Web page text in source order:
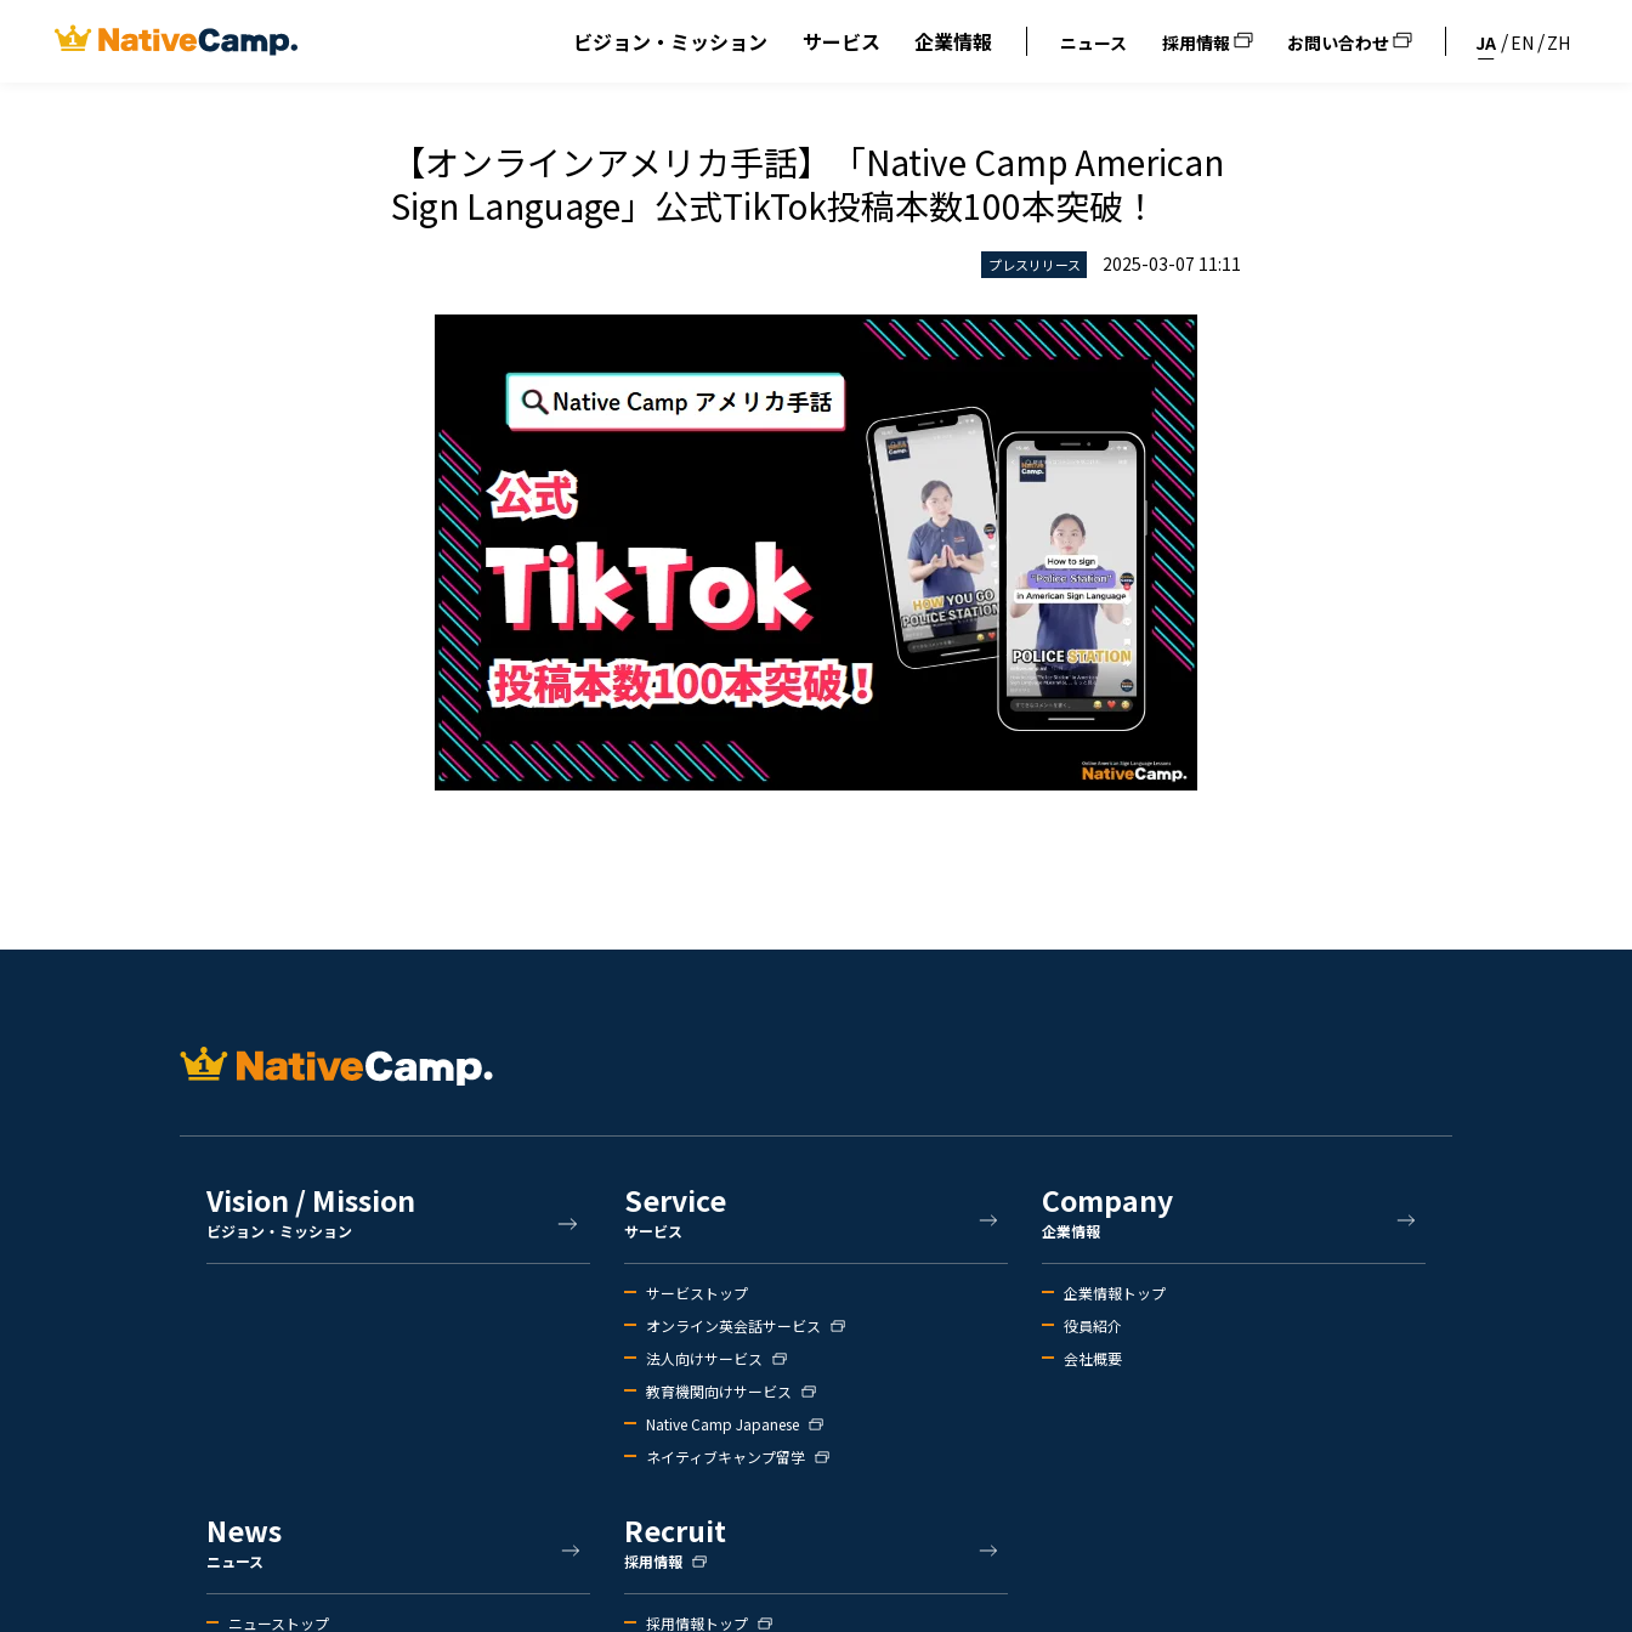
ビジョン・ミッション サービス 企業情報 ニュース 採用情報 お問い合わせ JA EN ZH
【オンラインアメリカ手話】「Native Camp American
Sign Language」公式TikTok投稿本数100本突破！
プレスリリース 2025-03-07 11:11
Vision / Mission
ビジョン・ミッション
Service
サービス
サービストップ
オンライン英会話サービス
法人向けサービス
教育機関向けサービス
Native Camp Japanese
ネイティブキャンプ留学
Company
企業情報
企業情報トップ
役員紹介
会社概要
News
ニュース
ニューストップ
Recruit
採用情報
採用情報トップ